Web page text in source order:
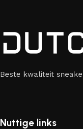
Beste kwaliteit
Nuttige links